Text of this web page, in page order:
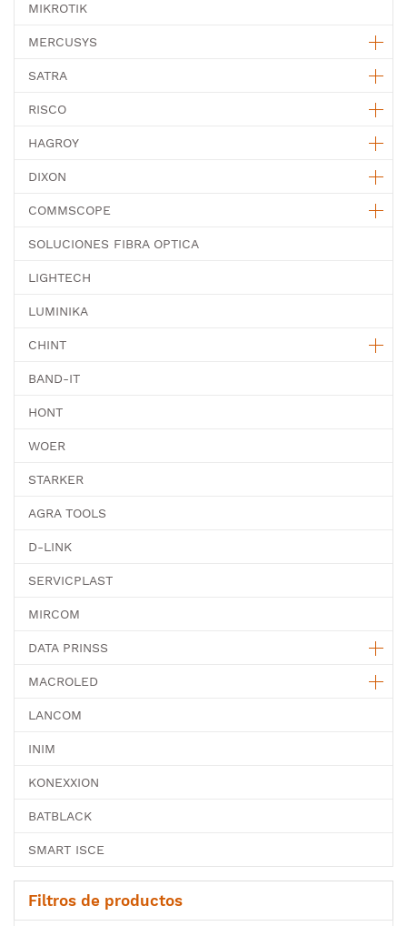
MIKROTIK
MERCUSYS
SATRA
RISCO
HAGROY
DIXON
COMMSCOPE
SOLUCIONES FIBRA OPTICA
LIGHTECH
LUMINIKA
CHINT
BAND-IT
HONT
WOER
STARKER
AGRA TOOLS
D-LINK
SERVICPLAST
MIRCOM
DATA PRINSS
MACROLED
LANCOM
INIM
KONEXXION
BATBLACK
SMART ISCE
Filtros de productos